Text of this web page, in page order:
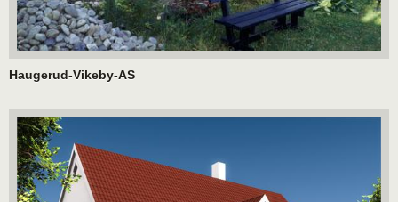
Haugerud-Vikeby-AS